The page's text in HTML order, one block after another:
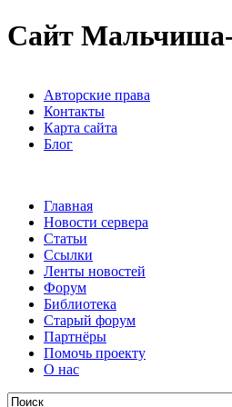
Сайт
Авторские права
Контакты
Карта сайта
Блог
Главная
Новости сервера
Статьи
Ссылки
Ленты новостей
Форум
Библиотека
Старый форум
Партнёры
Помочь проекту
О нас